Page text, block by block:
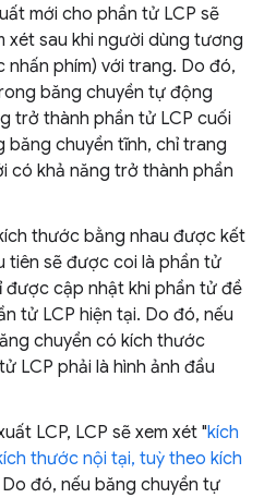
mới cho phần tử LCP sẽ
xét sau khi người dùng tương
nhấn phím) với trang. Do đó,
băng chuyền tự động
trở thành phần tử LCP cuối
chuyền tĩnh, chỉ trang
có khả năng trở thành phần
thước bằng nhau được kết
tiên sẽ được coi là phần tử
được cập nhật khi phần tử đề
tử LCP hiện tại. Do đó, nếu
chuyền có kích thước
LCP phải là hình ảnh đầu
LCP, LCP sẽ xem xét "kích
thước nội tại, tuỳ theo kích
Do đó, nếu băng chuyền tự